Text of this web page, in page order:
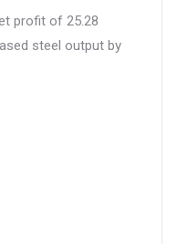
profit of 25.28
steel output by